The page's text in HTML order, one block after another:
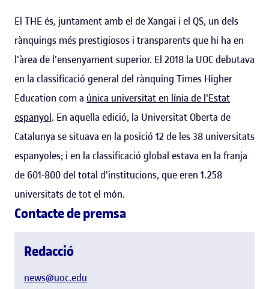
El THE és, juntament amb el de Xangai i el QS, un dels
rànquings més prestigiosos i transparents que hi ha en
l'àrea de l'ensenyament superior. El 2018 la UOC debutava
en la classificació general del rànquing Times Higher
Education com a única universitat en línia de l'Estat
espanyol. En aquella edició, la Universitat Oberta de
Catalunya se situava en la posició 12 de les 38 universitats
espanyoles; i en la classificació global estava en la franja
de 601-800 del total d'institucions, que eren 1.258
universitats de tot el món.
Contacte de premsa
Redacció
news@uoc.edu